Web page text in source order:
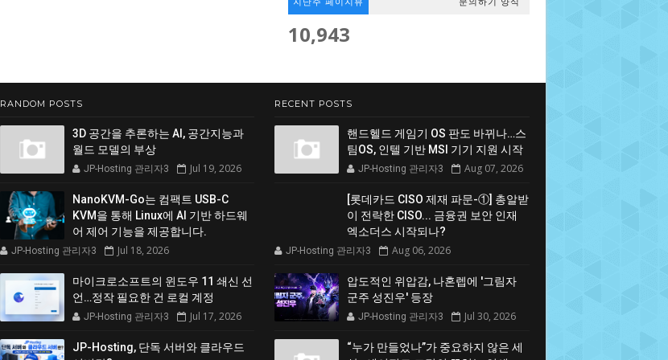
10,943
RANDOM POSTS
3D 공간을 추론하는 AI, 공간지능과
월드 모델의 부상
JP-Hosting 관리자3 Jul 19, 2026
NanoKVM-Go는 컴팩트 USB-C
KVM을 통해 Linux에 AI 기반 하드웨
어 제어 기능을 제공합니다.
JP-Hosting 관리자3 Jul 18, 2026
마이크로소프트의 윈도우 11 쇄신 선
언…정작 필요한 건 로컬 계정
JP-Hosting 관리자3 Jul 17, 2026
JP-Hosting, 단독 서버와 클라우드
RECENT POSTS
핸드헬드 게임기 OS 판도 바뀌나…스
팀OS, 인텔 기반 MSI 기기 지원 시작
JP-Hosting 관리자3 Aug 07, 2026
[롯데카드 CISO 제재 파문-①] 총알받
이 전락한 CISO... 금융권 보안 인재
엑소더스 시작되나?
JP-Hosting 관리자3 Aug 06, 2026
압도적인 위압감, 나혼렙에 '그림자
군주 성진우' 등장
JP-Hosting 관리자3 Jul 30, 2026
“누가 만들었나”가 중요하지 않은 세